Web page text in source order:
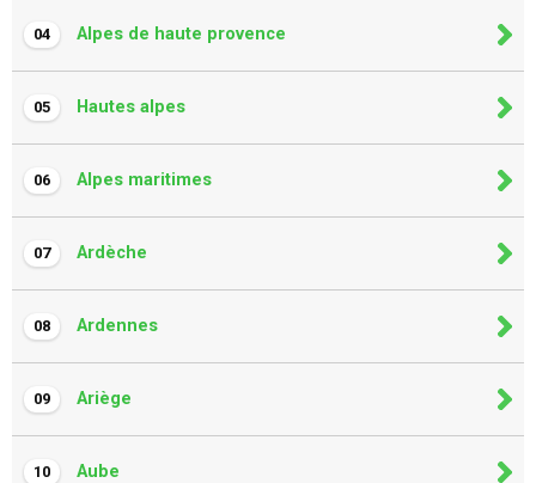
04 Alpes de haute provence
05 Hautes alpes
06 Alpes maritimes
07 Ardèche
08 Ardennes
09 Ariège
10 Aube